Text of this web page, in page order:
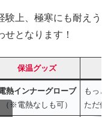
験上、極寒にも耐えう
となります！
保温グッズ
熱インナーグローブ
（※電熱なしも可）
もっと
ただ値